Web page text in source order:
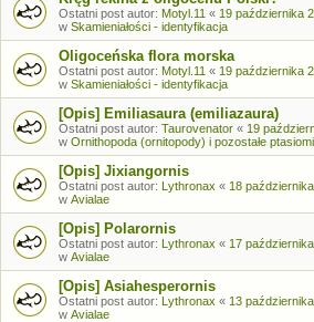
Ostatni post autor: Motyl.11 « 19 października
w Skamieniałości - identyfikacja
Oligoceńska flora morska
Ostatni post autor: Motyl.11 « 19 października
w Skamieniałości - identyfikacja
[Opis] Emiliasaura (emiliazaura)
Ostatni post autor: Taurovenator « 19
w Ornithopoda (ornitopody) i pozostałe
[Opis] Jixiangornis
Ostatni post autor: Lythronax « 18
w Avialae
[Opis] Polarornis
Ostatni post autor: Lythronax « 17
w Avialae
[Opis] Asiahesperornis
Ostatni post autor: Lythronax « 13
w Avialae